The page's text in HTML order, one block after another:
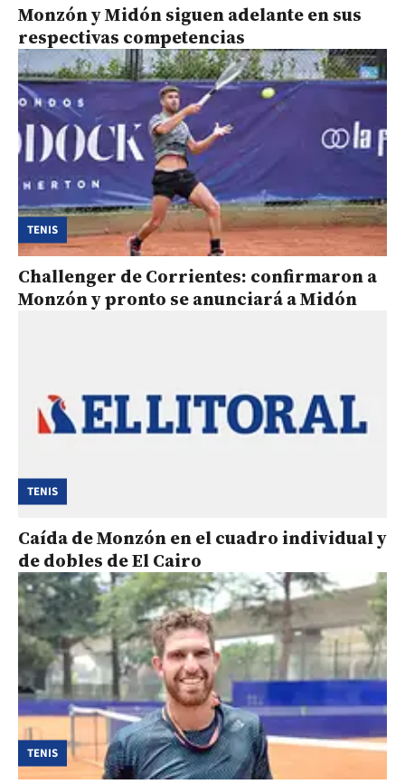
Monzón y Midón siguen adelante en sus
respectivas competencias
TENIS
Challenger de Corrientes: confirmaron a
Monzón y pronto se anunciará a Midón
TENIS
Caída de Monzón en el cuadro individual y
de dobles de El Cairo
TENIS